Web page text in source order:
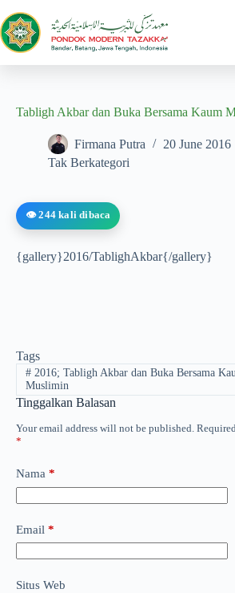
Tabligh Akbar dan Buka Bersama Kaum
Firmana Putra
20 June 2016
Tak Berkategori
👁️ 244 kali dibaca
{gallery}2016/TablighAkbar{/gallery}
Tags
#2016; Tabligh Akbar dan Buka Bersama
Muslimin
Tinggalkan Balasan
Your email address will not be published.
*
Nama *
Email *
Situs Web